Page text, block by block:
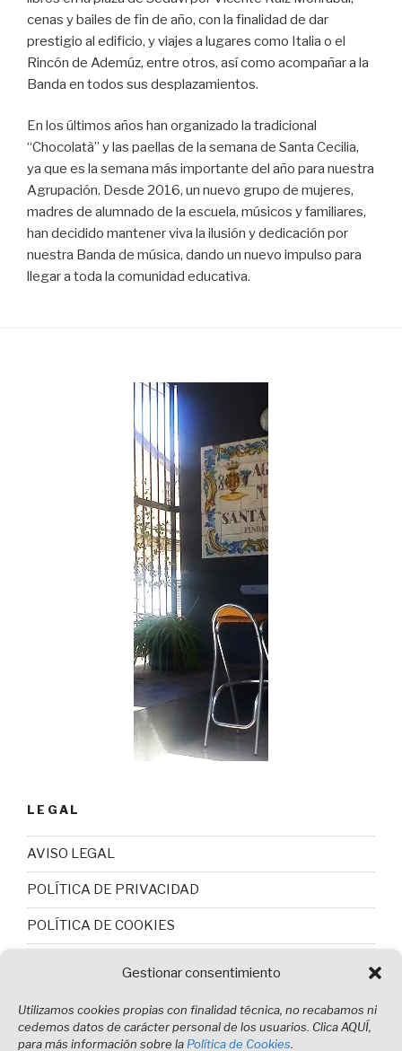
Gestionar consentimiento
Utilizamos cookies propias con finalidad técnica, no recabamos ni
cedemos datos de carácter personal de los usuarios. Clica AQUÍ,
para más información sobre la Política de Cookies
cenas y bailes de fin de año, con la finalidad de dar
prestigio al edificio, y viajes a lugares como Italia o el
Rincón de Ademúz, entre otros, así como acompañar a la
Banda en todos sus desplazamientos.
En los últimos años han organizado la tradicional
“Chocolatà” y las paellas de la semana de Santa Cecilia,
ya que es la semana más importante del año para nuestra
Agrupación. Desde 2016, un nuevo grupo de mujeres,
madres de alumnado de la escuela, músicos y familiares,
han decidido mantener viva la ilusión y dedicación por
nuestra Banda de música, dando un nuevo impulso para
llegar a toda la comunidad educativa.
LEGAL
AVISO LEGAL
POLÍTICA DE PRIVACIDAD
POLÍTICA DE COOKIES